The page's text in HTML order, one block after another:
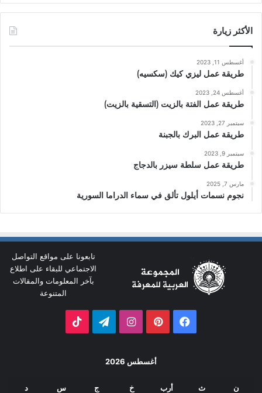
الأكثر زيارة
أغسطس 11, 2023
طريقة عمل ليزي كيك (سكسيه)
أغسطس 24, 2023
طريقة عمل الفتة بالزيت (التسقية بالزيت)
سبتمبر 27, 2023
طريقة عمل البرك بالجبنة
سبتمبر 9, 2023
طريقة عمل سلطة سيزر بالدجاج
مارس 7, 2025
نجوم نسمات أيلول تألق في سماء الدراما السورية
تابعونا على مواقع التواصل
الاجتماعي للبقاء على اطلاع
بآخر المعلومات والمقالات
المتنوعة
فيسبوكبينتيريستانستقرامتيلقرام
أغسطس 2026
ن ث أرب خ ج س د